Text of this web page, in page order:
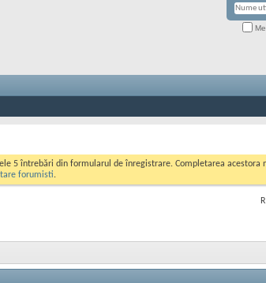
5 întrebări din formularul de înregistrare. Completarea
forumisti.